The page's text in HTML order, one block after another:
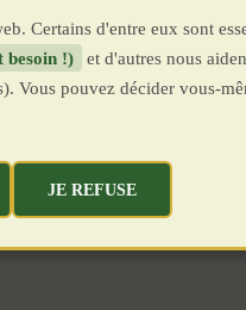
Certains d'entre eux sont
besoin !)
et d'autres nous
Vous pouvez décider vous-
JE REFUSE